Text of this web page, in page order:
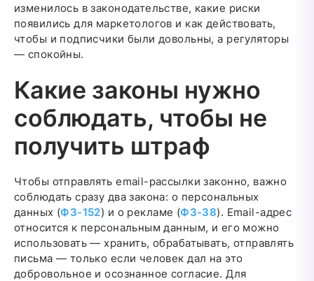
изменилось в законодательстве, какие риски
появились для маркетологов и как действовать,
чтобы и подписчики были довольны, а регуляторы
— спокойны.
Какие законы нужно
соблюдать, чтобы не
получить штраф
Чтобы отправлять email-рассылки законно, важно
соблюдать сразу два закона: о персональных
данных (ФЗ-152) и о рекламе (ФЗ-38). Email-адрес
относится к персональным данным, и его можно
использовать — хранить, обрабатывать, отправлять
письма — только если человек дал на это
добровольное и осознанное согласие. Для